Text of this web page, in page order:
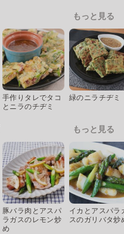
もっと見る
手作りタレでタコ
とニラのチヂミ
緑のニラチヂミ
もっと見る
豚バラ肉とアスパ
ラガスのレモン炒
め
イカとアスパラ
スのガリバタ炒